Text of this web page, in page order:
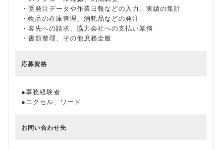
・受発注データや作業日報などの入力、実績の集計
・物品の在庫管理、消耗品などの発注
・客先への請求、協力会社への支払い業務
・書類整理、その他庶務全般
応募資格
●事務経験者
●エクセル、ワード
お問い合わせ先